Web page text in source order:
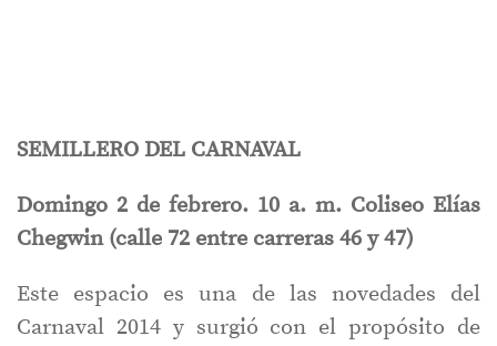
SEMILLERO DEL CARNAVAL
Domingo 2 de febrero. 10 a. m. Coliseo Elías
Chegwin (calle 72 entre carreras 46 y 47)
Este espacio es una de las novedades del
Carnaval 2014 y surgió con el propósito de